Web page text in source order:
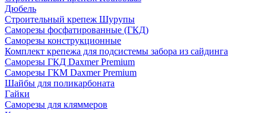
Дюбель
Строительный крепеж Шурупы
Саморeзы фосфатированные (ГКД)
Саморезы конструкционные
Комплект крепежа для подсистемы забора из сайдинга
Саморезы ГКД Daxmer Premium
Саморезы ГКМ Daxmer Premium
Шайбы для поликарбоната
Гайки
Саморезы для кляммеров